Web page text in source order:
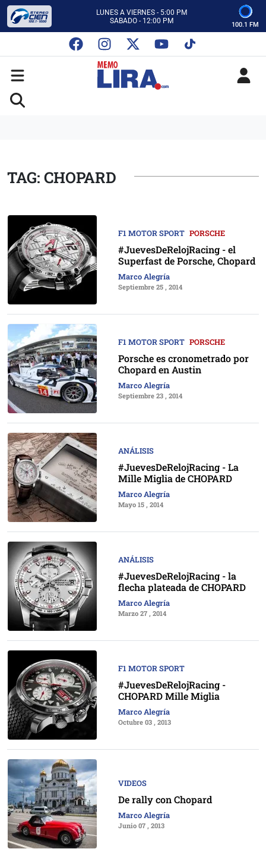
LUNES A VIERNES - 5:00 PM
SABADO - 12:00 PM
CON MEMO LIRA Y SU EQUIPO
LUNES A VIERNES - 5:00 PM
SABADO - 12:00 PM
100.1 FM
TAG: CHOPARD
F1 MOTOR SPORT PORSCHE
#JuevesDeRelojRacing - el
Superfast de Porsche, Chopard
Marco Alegría
Septiembre 25 , 2014
F1 MOTOR SPORT PORSCHE
Porsche es cronometrado por
Chopard en Austin
Marco Alegría
Septiembre 23 , 2014
ANÁLISIS
#JuevesDeRelojRacing - La
Mille Miglia de CHOPARD
Marco Alegría
Mayo 15 , 2014
ANÁLISIS
#JuevesDeRelojRacing - la
flecha plateada de CHOPARD
Marco Alegría
Marzo 27 , 2014
F1 MOTOR SPORT
#JuevesDeRelojRacing -
CHOPARD Mille Miglia
Marco Alegría
Octubre 03 , 2013
VIDEOS
De rally con Chopard
Marco Alegría
Junio 07 , 2013